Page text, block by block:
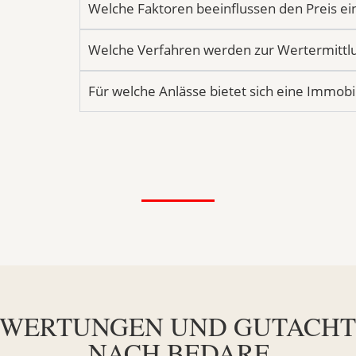
Welche Faktoren beeinflussen den Preis
Welche Verfahren werden zur
Für welche Anlässe bietet sich eine
UND